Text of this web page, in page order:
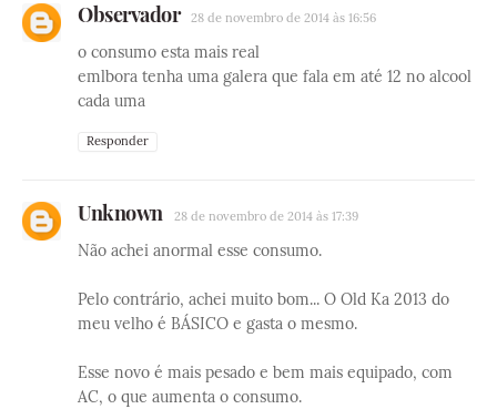
Observador 28 de novembro de 2014 às 16:56
o consumo esta mais real
emlbora tenha uma galera que fala em até 12 no alcool
cada uma
Responder
Unknown 28 de novembro de 2014 às 17:39
Não achei anormal esse consumo.
Pelo contrário, achei muito bom... O Old Ka 2013 do
meu velho é BÁSICO e gasta o mesmo.
Esse novo é mais pesado e bem mais equipado, com
AC, o que aumenta o consumo.